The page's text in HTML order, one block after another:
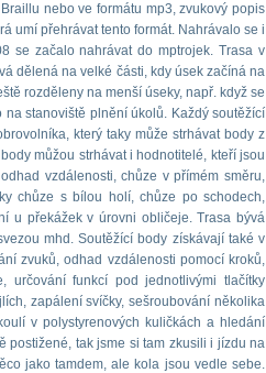
nebo ve formátu mp3, zvukový popis
umí přehrávat tento formát. Nahrávalo se i
se začalo nahrávat do mptrojek. Trasa v
dělená na velké části, kdy úsek začíná na
rozděleny na menší úseky, např. když se
stanoviště plnění úkolů. Každý soutěžící
který taky může strhávat body z
můžou strhávat i hodnotitelé, kteří jsou
vzdálenosti, chůze v přímém směru,
chůze s bílou holí, chůze po schodech,
u překážek v úrovni obličeje. Trasa bývá
mhd. Soutěžící body získávají také v
zvuků, odhad vzdálenosti pomocí kroků,
určování funkcí pod jednotlivými tlačítky
zapálení svíčky, sešroubování několika
v polystyrenových kuličkách a hledání
postižené, tak jsme si tam zkusili i jízdu na
jako tamdem, ale kola jsou vedle sebe.